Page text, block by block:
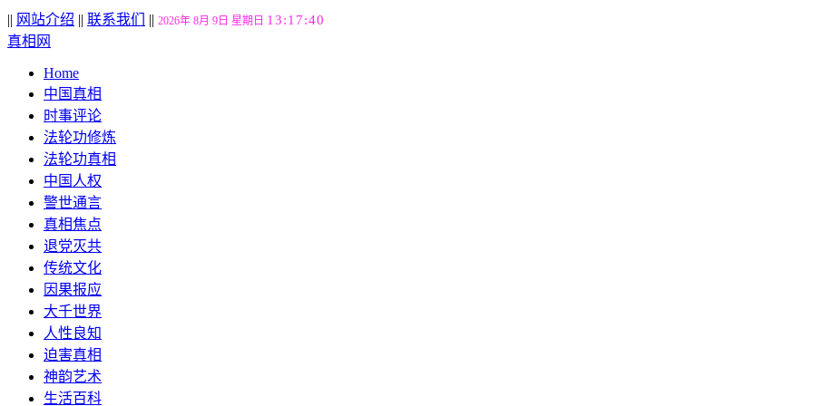
|| 网站介绍 || 联系我们 || 2026年 8月 9日 星期日 13:17:41
真相网
Home
中国真相
时事评论
法轮功修炼
法轮功真相
中国人权
警世通言
真相焦点
退党灭共
传统文化
因果报应
大千世界
人性良知
迫害真相
神韵艺术
生活百科